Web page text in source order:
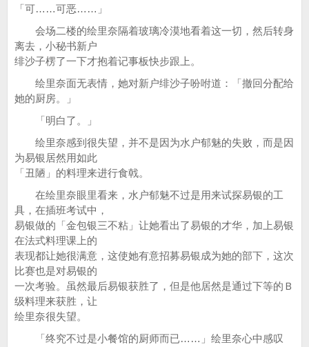
「可……可恶……」
会场二楼的绘里奈隔着玻璃冷漠地看着这一切，然后转身
离去，小秘书新户
绯沙子楞了一下才抱着记事板快步跟上。
绘里奈面无表情，她对新户绯沙子吩咐道：「撤回分配给
她的厨房。」
「明白了。」
绘里奈感到很失望，并不是因为水户郁魅的失败，而是因
为易银居然用如此
「丑陋」的料理来进行食戟。
在绘里奈眼里看来，水户郁魅不过是用来试探易银的工
具，在插班考试中，
易银做的「金包银三不粘」让她看出了易银的才华，加上易银
在法式料理课上的
表现都让她很满意，这使她有意招募易银成为她的部下，这次
比赛也是对易银的
一次考验。虽然最后易银获胜了，但是他居然是通过下等的Ｂ
级料理来获胜，让
绘里奈很失望。
「终究不过是小餐馆的厨师而已……」绘里奈心中感叹